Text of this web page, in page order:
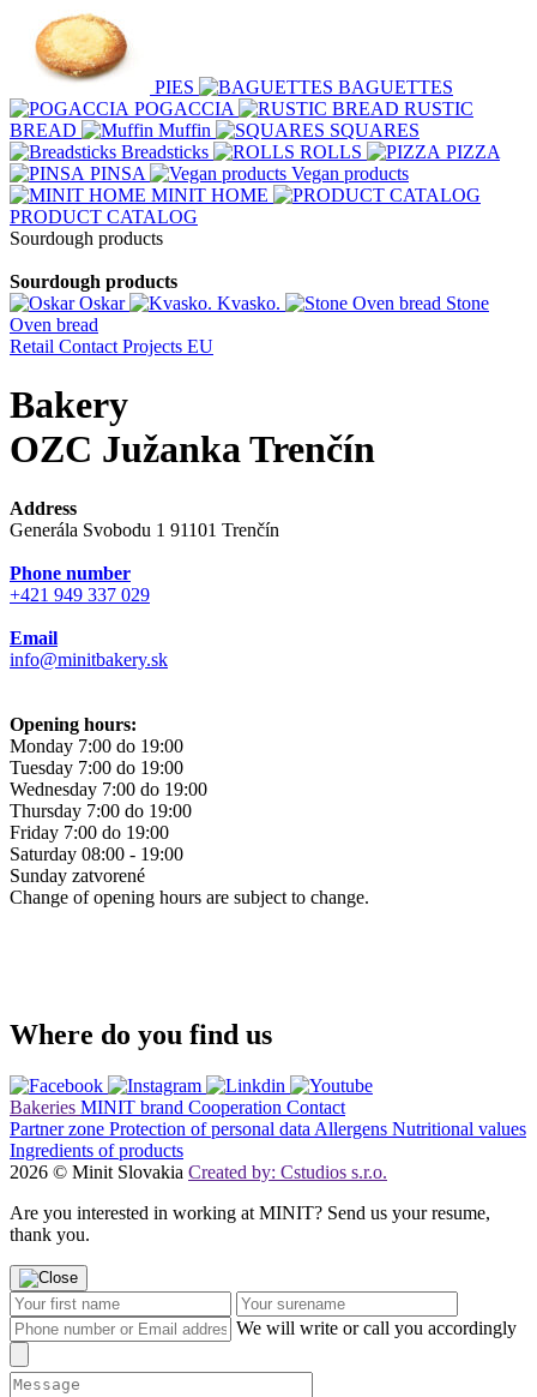
PIES
BAGUETTES
POGACCIA
RUSTIC
BREAD
Muffin
SQUARES
Breadsticks
ROLLS
PIZZA
PINSA
Vegan products
MINIT HOME
PRODUCT CATALOG
Sourdough products
Sourdough products
Oskar
Kvasko.
Stone
Oven bread
Retail Contact Projects EU
Bakery
OZC Južanka Trenčín
Address
Generála Svobodu 1 91101 Trenčín
Phone number
+421 949 337 029
Email
info@minitbakery.sk
Opening hours:
Monday 7:00 do 19:00
Tuesday 7:00 do 19:00
Wednesday 7:00 do 19:00
Thursday 7:00 do 19:00
Friday 7:00 do 19:00
Saturday 08:00 - 19:00
Sunday zatvorené
Change of opening hours are subject to change.
Where do you find us
Bakeries MINIT brand Cooperation Contact
Partner zone Protection of personal data Allergens Nutritional values
Ingredients of products
2026 © Minit Slovakia Created by: Cstudios s.r.o.
Are you interested in working at MINIT? Send us your resume,
thank you.
We will write or call you accordingly